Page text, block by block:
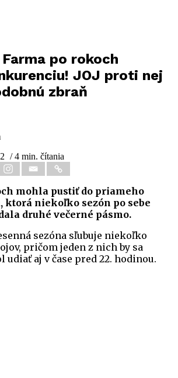
po rokoch
JOJ proti nej
zbraň
/ 4 min. čítania
mohla pustiť do priameho
ktorá niekoľko sezón po sebe
druhé večerné pásmo.
sezóna sľubuje niekoľko
pričom jeden z nich by sa
udiať aj v čase pred 22. hodinou.